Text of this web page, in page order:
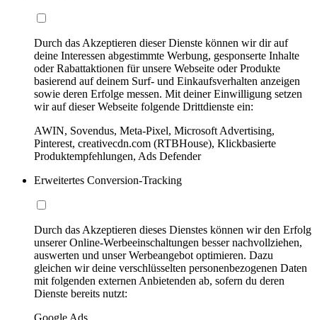
Durch das Akzeptieren dieser Dienste können wir dir auf
deine Interessen abgestimmte Werbung, gesponserte Inhalte
oder Rabattaktionen für unsere Webseite oder Produkte
basierend auf deinem Surf- und Einkaufsverhalten anzeigen
sowie deren Erfolge messen. Mit deiner Einwilligung setzen
wir auf dieser Webseite folgende Drittdienste ein:
AWIN, Sovendus, Meta-Pixel, Microsoft Advertising,
Pinterest, creativecdn.com (RTBHouse), Klickbasierte
Produktempfehlungen, Ads Defender
Erweitertes Conversion-Tracking
Durch das Akzeptieren dieses Dienstes können wir den Erfolg
unserer Online-Werbeeinschaltungen besser nachvollziehen,
auswerten und unser Werbeangebot optimieren. Dazu
gleichen wir deine verschlüsselten personenbezogenen Daten
mit folgenden externen Anbietenden ab, sofern du deren
Dienste bereits nutzt:
Google Ads